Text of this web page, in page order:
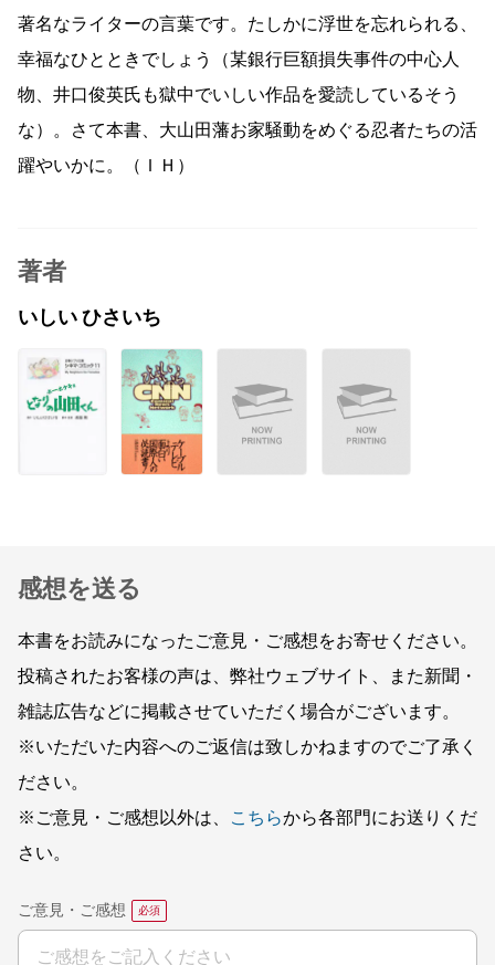
著名なライターの言葉です。たしかに浮世を忘れられる、
幸福なひとときでしょう（某銀行巨額損失事件の中心人
物、井口俊英氏も獄中でいしい作品を愛読しているそう
な）。さて本書、大山田藩お家騒動をめぐる忍者たちの活
躍やいかに。（ＩＨ）
著者
いしい ひさいち
感想を送る
本書をお読みになったご意見・ご感想をお寄せください。
投稿されたお客様の声は、弊社ウェブサイト、また新聞・
雑誌広告などに掲載させていただく場合がございます。
※いただいた内容へのご返信は致しかねますのでご了承く
ださい。
※ご意見・ご感想以外は、
こちらから各部門にお送りくだ
さい。
ご意見・ご感想